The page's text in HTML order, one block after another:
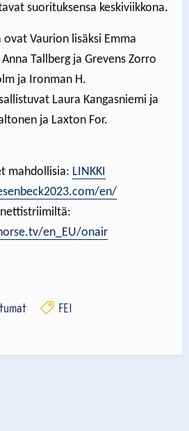
suorituksensa keskiviikkona.
ovat Vaurion lisäksi Emma
Tallberg ja Grevens Zorro
ja Ironman H.
Laura Kangasniemi ja
ja Laxton For.
mahdollisia: LINKKI
en/
en_EU/onair
FEI